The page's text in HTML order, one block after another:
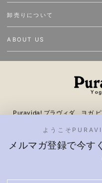
卸売りについて
ABOUT US
を
入
だ
い
Puravida! プラヴィダ ヨガ ピ
表参道 ヨガウェア、ヨガグッ
日本最大級のオンラインスト
ウトドアなど取り扱う。ヨガ
向
ようこそ
メルマガ登録で今す